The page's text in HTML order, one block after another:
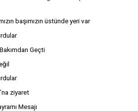
başımızın üstünde yeri var
Geçti
ziyaret
Mesajı